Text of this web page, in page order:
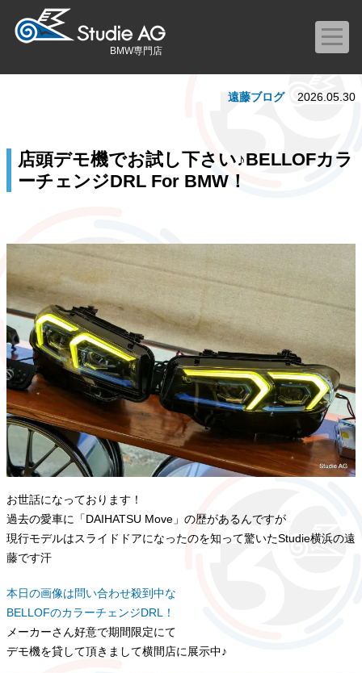
BMW専門店
店頭デモ機でお試し下さい♪BELLOFカラ
ーチェンジDRL For BMW！
遠藤ブログ 2026.05.30
お世話になっております！
過去の愛車に「DAIHATSU Move」の歴があるんですが
現行モデルはスライドドアになったのを知って驚いたStudie横浜の遠
藤です汗
本日の画像は問い合わせ殺到中な
BELLOFのカラーチェンジDRL！
メーカーさん好意で期間限定にて
デモ機を貸して頂きまして横間店に展示中♪